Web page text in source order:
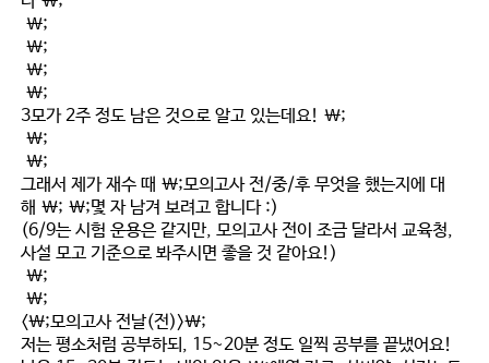
\;
\;
\;
\;
3모가 2주 정도 남은 것으로 알고 있는데요! \;
\;
\;
그래서 제가 재수 때 \;모의고사 전/중/후 무엇을 했는지에 대
해 \; \;몇 자 남겨 보려고 합니다 :)
(6/9는 시험 운용은 같지만, 모의고사 전이 조금 달라서 교육청,
사설 모고 기준으로 봐주시면 좋을 것 같아요!)
\;
\;
<\;모의고사 전날(전)>\;
저는 평소처럼 공부하되, 15~20분 정도 일찍 공부를 끝냈어요!